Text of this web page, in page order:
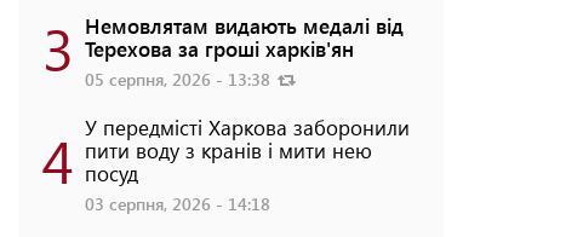
3 Немовлятам видають медалі від
Терехова за гроші харків'ян
05 серпня, 2026 - 13:38
4 У передмісті Харкова заборонили
пити воду з кранів і мити нею
посуд
03 серпня, 2026 - 14:18